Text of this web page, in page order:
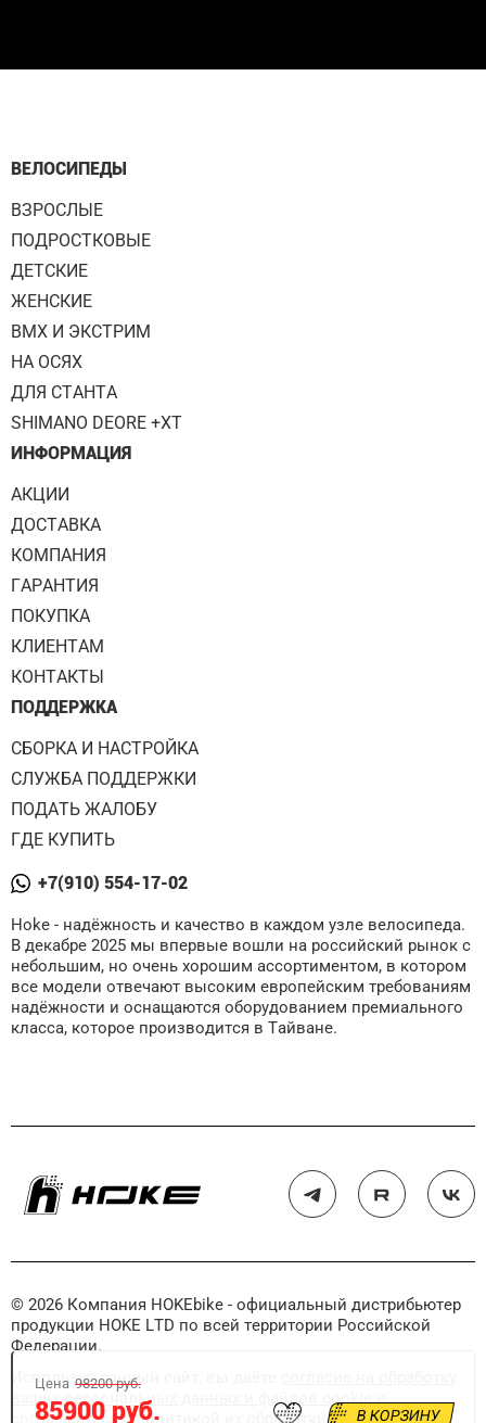
Цена 98200 руб.
85900 руб. В КОРЗИНУ
ВЕЛОСИПЕДЫ
ВЗРОСЛЫЕ
ПОДРОСТКОВЫЕ
ДЕТСКИЕ
ЖЕНСКИЕ
BMX И ЭКСТРИМ
НА ОСЯХ
ДЛЯ СТАНТА
SHIMANO DEORE +XT
ИНФОРМАЦИЯ
АКЦИИ
ДОСТАВКА
КОМПАНИЯ
ГАРАНТИЯ
ПОКУПКА
КЛИЕНТАМ
КОНТАКТЫ
ПОДДЕРЖКА
СБОРКА И НАСТРОЙКА
СЛУЖБА ПОДДЕРЖКИ
ПОДАТЬ ЖАЛОБУ
ГДЕ КУПИТЬ
+7(910) 554-17-02
Hoke - надёжность и качество в каждом узле велосипеда.
В декабре 2025 мы впервые вошли на российский рынок с
небольшим, но очень хорошим ассортиментом, в котором
все модели отвечают высоким европейским требованиям
надёжности и оснащаются оборудованием премиального
класса, которое производится в Тайване.
© 2026 Компания HOKEbike - официальный дистрибьютер
продукции HOKE LTD по всей территории Российской
Федерации.
Используя данный сайт, вы даёте
ваших персональных данных и файлов cookieи
соглашаетесь сполитикой их обработки